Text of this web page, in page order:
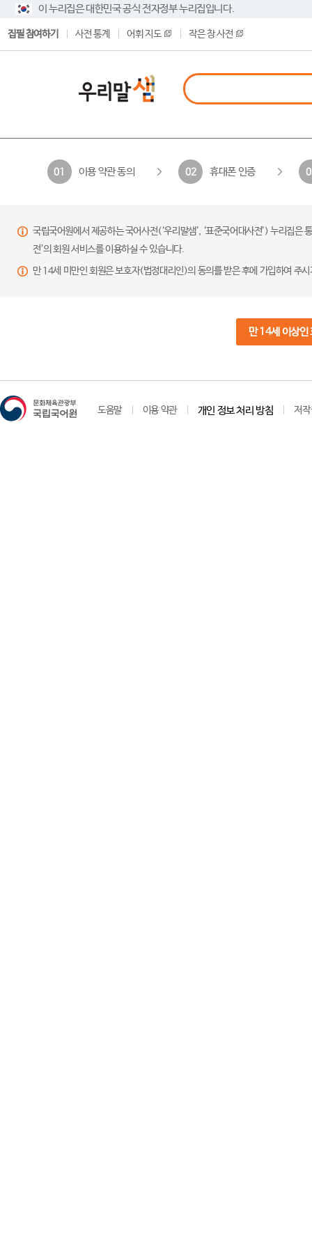
이 누리집은 대한민국 공식 전자정부 누리집입니다.
집필 참여하기 사전 통계 어휘 지도 작은 창 사전
01 이용 약관 동의 02 휴대폰 인증
국립국어원에서 제공하는 국어사전(‘우리말샘’, ‘표준국어대사전’) 누리집
전’의 회원 서비스를 이용하실 수 있습니다.
만 14세 미만인 회원은 보호자(법정대리인)의 동의를 받은 후에 가입하여 주
만 14세 이상인
도움말 이용 약관 개인 정보 처리 방침 저